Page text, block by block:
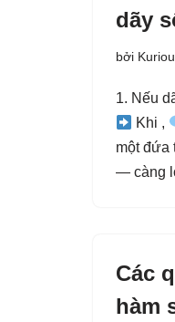
dãy
bởi
1. Nếu
Khi ,
một đứa
— càng
Các
hàm